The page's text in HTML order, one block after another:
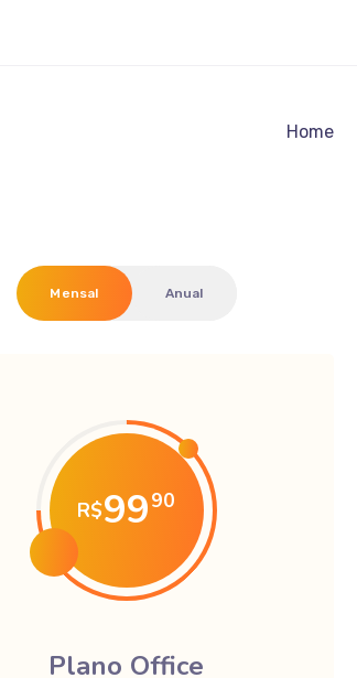
Home
Mensal Anual
R$9990
Plano Office